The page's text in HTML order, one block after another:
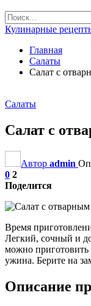
Кулинарные
Главная
Салаты
Салат с
Салаты
Салат с
Автор admin
0 2
Поделится
Время
Легкий, сочный и
можно приготовить
ужина. Берите на
Описание